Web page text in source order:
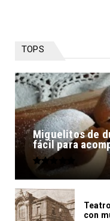
TOPS
Miguelitos de
fácil para
con